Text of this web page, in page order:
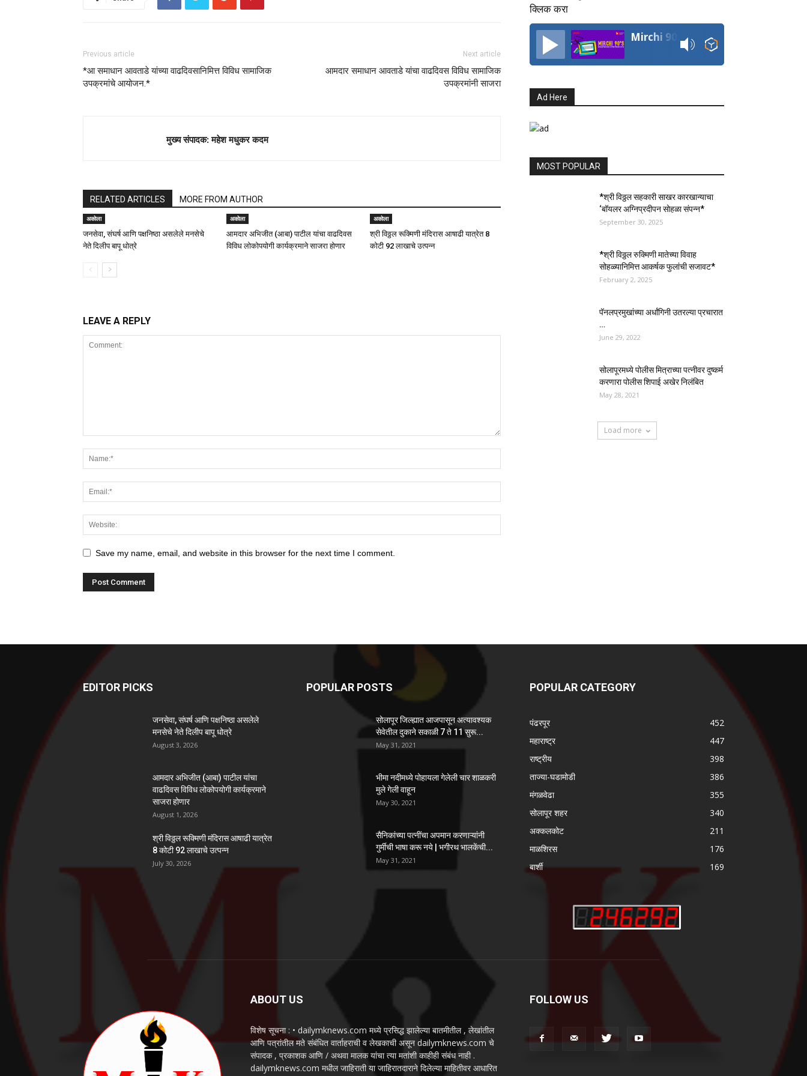
Previous article
*आ समाधान आवताडे यांच्या वाढदिवसानिमित्त विविध सामाजिक
उपक्रमांचे आयोजन.*
Next article
आमदार समाधान आवताडे यांचा वाढदिवस विविध सामाजिक
उपक्रमांनी साजरा
मुख्य संपादक: महेश मधुकर कदम
RELATED ARTICLES MORE FROM AUTHOR
अकोला
जनसेवा, संघर्ष आणि पक्षनिष्ठा असलेले मनसेचे
नेते दिलीप बापू धोत्रे
अकोला
आमदार अभिजीत (आबा) पाटील यांचा वाढदिवस
विविध लोकोपयोगी कार्यक्रमाने साजरा होणार
अकोला
श्री विठ्ठल रूक्मिणी मंदिरास आषाढी यात्रेत 8
कोटी 92 लाखाचे उत्पन्न
LEAVE A REPLY
Save my name, email, and website in this browser for the next time I comment.
क्लिक करा
Mirchi 90's Radio
Ad Here
MOST POPULAR
*श्री विठ्ठल सहकारी साखर कारखान्याचा
‘बॉयलर अग्निप्रदीपन सोहळा संपन्न*
September 30, 2025
*श्री विठ्ठल रुक्मिणी मातेच्या विवाह
सोहळ्यानिमित्त आकर्षक फुलांची सजावट*
February 2, 2025
पॅनलप्रमुखांच्या अर्धांगिनी उतरल्या प्रचारात
…
June 29, 2022
सोलापूरमध्ये पोलीस मित्राच्या पत्नीवर दुष्कर्म
करणारा पोलीस शिपाई अखेर निलंबित
May 28, 2021
Load more
EDITOR PICKS
जनसेवा, संघर्ष आणि पक्षनिष्ठा असलेले
मनसेचे नेते दिलीप बापू धोत्रे
August 3, 2026
आमदार अभिजीत (आबा) पाटील यांचा
वाढदिवस विविध लोकोपयोगी कार्यक्रमाने
साजरा होणार
August 1, 2026
श्री विठ्ठल रूक्मिणी मंदिरास आषाढी यात्रेत
8 कोटी 92 लाखाचे उत्पन्न
July 30, 2026
POPULAR POSTS
सोलापूर जिल्ह्यात आजपासून अत्यावश्यक
सेवेतील दुकाने सकाळी 7 ते 11 सुरू...
May 31, 2021
भीमा नदीमध्ये पोहायला गेलेली चार शाळकरी
मुले गेली वाहून
May 30, 2021
सैनिकांच्या पत्नींचा अपमान करणाऱ्यांनी
गुर्मीची भाषा करू नये | भगीरथ भालकेंची...
May 31, 2021
POPULAR CATEGORY
पंढरपूर
452
महाराष्ट्र
447
राष्ट्रीय
398
ताज्या-घडामोडी
386
मंगळवेढा
355
सोलापूर शहर
340
अक्कलकोट
211
माळशिरस
176
बार्शी
169
ABOUT US
विशेष सूचना : • dailymknews.com मध्ये प्रसिद्ध झालेल्या बातमीतील , लेखांतील
आणि पत्रांतील मते संबंधित वार्ताहराची व लेखकाची असून dailymknews.com चे
संपादक , प्रकाशक आणि / अथवा मालक यांचा त्या मतांशी काहीही संबंध नाही .
dailymknews.com मधील जाहिराती या जाहिरातदाराने दिलेल्या माहितीवर आधारित
FOLLOW US